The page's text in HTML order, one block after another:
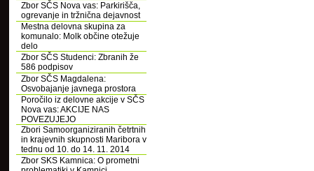
Zbor SČS Nova vas: Parkirišča,
ogrevanje in tržnična dejavnost
Mestna delovna skupina za
komunalo: Molk občine otežuje
delo
Zbor SČS Studenci: Zbranih že
586 podpisov
Zbor SČS Magdalena:
Osvobajanje javnega prostora
Poročilo iz delovne akcije v SČS
Nova vas: AKCIJE NAS
POVEZUJEJO
Zbori Samoorganiziranih četrtnih
in krajevnih skupnosti Maribora v
tednu od 10. do 14. 11. 2014
Zbor SKS Kamnica: O prometni